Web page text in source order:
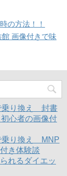
の方法！！
画像付きで味
乗り換え 封書
心者の画像付
乗り換え MNP
き体験談
るダイエッ